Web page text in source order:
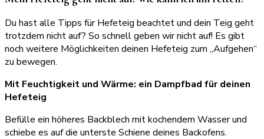
Du hast alle Tipps für Hefeteig beachtet und dein Teig geht
trotzdem nicht auf? So schnell geben wir nicht auf! Es gibt
noch weitere Möglichkeiten deinen Hefeteig zum „Aufgehen“
zu bewegen.
Mit Feuchtigkeit und Wärme: ein Dampfbad für deinen
Hefeteig
Befülle ein höheres Backblech mit kochendem Wasser und
schiebe es auf die unterste Schiene deines Backofens.